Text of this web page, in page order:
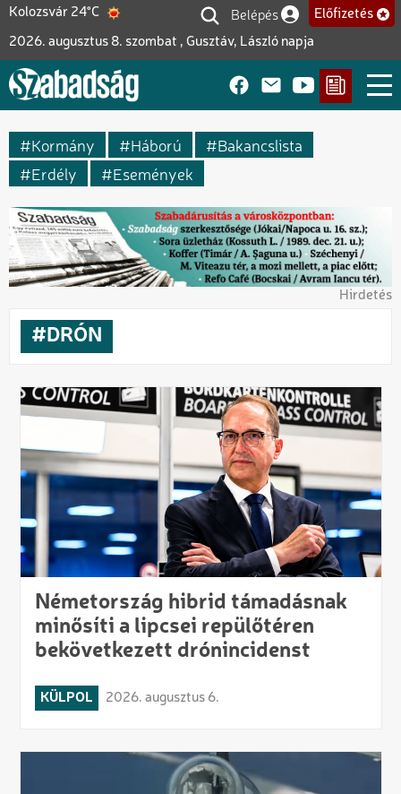
Ugrás
tartalomra
Kolozsvár 24°C
2026. augusztus 8. szombat , Gusztáv, László napja
Felhasználói fiók
Belépés Előfizetés
Kormány Háború
Bakancslista
Erdély
Események
Hirdetés
DRÓN
Németország hibrid támadásnak
minősíti a lipcsei repülőtéren
bekövetkezett drónincidenst
KÜLPOL 2026. augusztus 6.